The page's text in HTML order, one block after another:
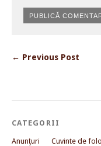
← Previous Post
CATEGORII
Anunţuri Cuvinte de